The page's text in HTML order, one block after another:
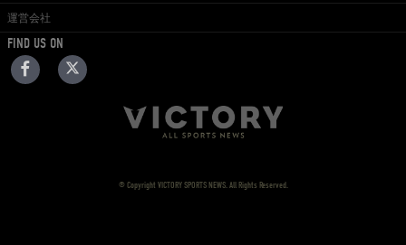
運営会社
FIND US ON
© Copyright VICTORY SPORTS NEWS. All Rights Reserved.